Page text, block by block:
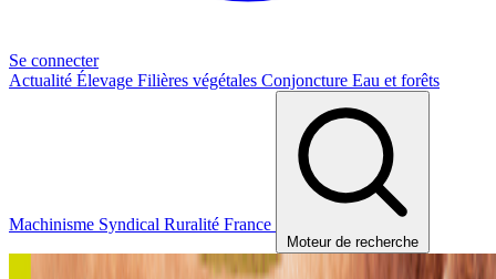
Se connecter
Actualité Élevage Filières végétales Conjoncture Eau et forêts
Machinisme Syndical Ruralité France
Moteur de recherche